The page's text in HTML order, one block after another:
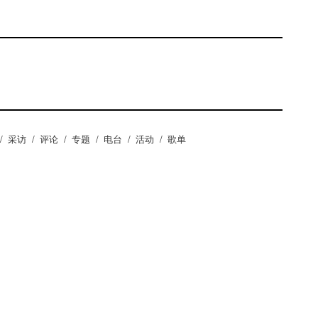
/ 采访 / 评论 / 专题 / 电台 / 活动 / 歌单